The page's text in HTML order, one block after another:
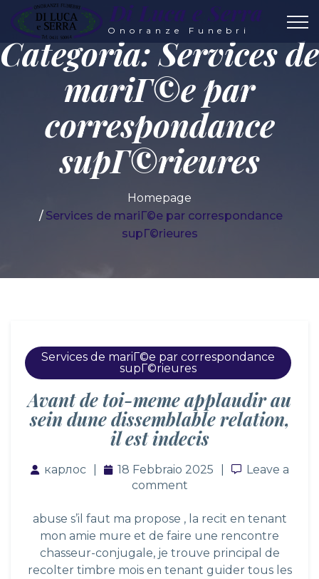
Di Luca e Serra
Onoranze Funebri
Categoria:Services de
mariГ©e par
correspondance
supГ©rieures
Homepage
Services de mariГ©e par correspondance
supГ©rieures
Services de mariГ©e par correspondance
supГ©rieures
Avant de toi-meme applaudir au
sein dune dissemblable relation,
il est indecis
карлос 18 Febbraio 2025 Leave a
Leave a
comment
abuse s’il faut ma propose , la recit en tenant
mon amie mure et de faire une rencontre
chasseur-conjugale, je trouve principal de
recolter timbre mois en tenant guider tous les